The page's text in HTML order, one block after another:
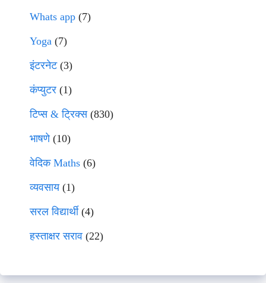
Whats app (7)
Yoga (7)
इंटरनेट(3)
कंप्युटर (1)
टिप्स & ट्रिक्स(830)
भाषणे(10)
वेदिक Maths (6)
व्यवसाय(1)
सरल विद्यार्थी(4)
हस्ताक्षर सराव (22)